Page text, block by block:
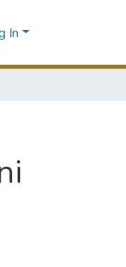
In